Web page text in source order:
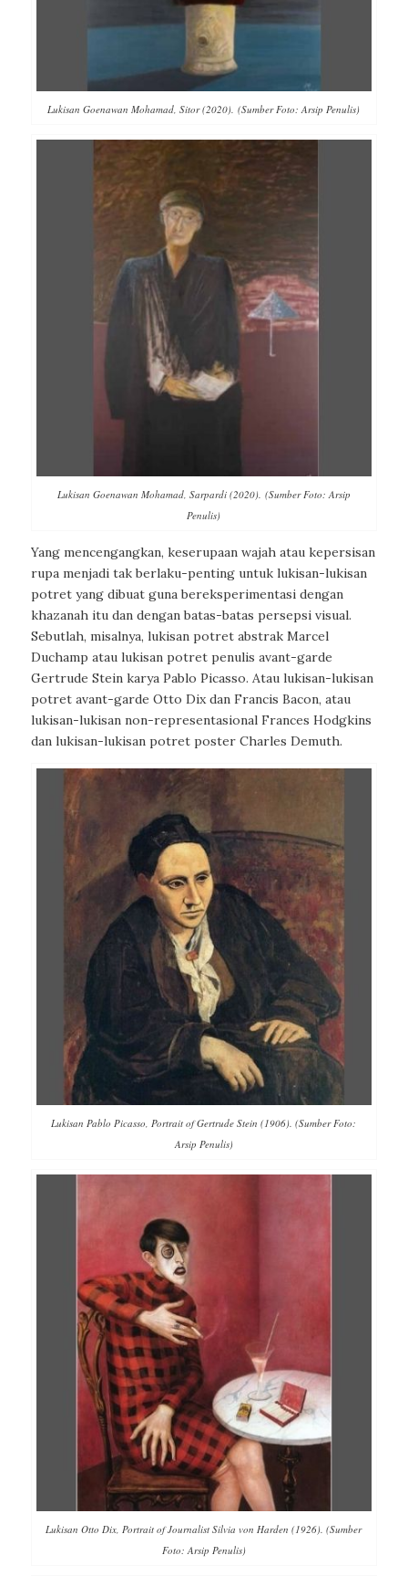
Lukisan Goenawan Mohamad, Sitor (2020). (Sumber Foto: Arsip Penulis)
Lukisan Goenawan Mohamad, Sarpardi (2020). (Sumber Foto: Arsip
Penulis)
Yang mencengangkan, keserupaan wajah atau kepersisan
rupa menjadi tak berlaku-penting untuk lukisan-lukisan
potret yang dibuat guna bereksperimentasi dengan
khazanah itu dan dengan batas-batas persepsi visual.
Sebutlah, misalnya, lukisan potret abstrak Marcel
Duchamp atau lukisan potret penulis avant-garde
Gertrude Stein karya Pablo Picasso. Atau lukisan-lukisan
potret avant-garde Otto Dix dan Francis Bacon, atau
lukisan-lukisan non-representasional Frances Hodgkins
dan lukisan-lukisan potret poster Charles Demuth.
Lukisan Pablo Picasso, Portrait of Gertrude Stein (1906). (Sumber Foto:
Arsip Penulis)
Lukisan Otto Dix, Portrait of Journalist Silvia von Harden (1926). (Sumber
Foto: Arsip Penulis)